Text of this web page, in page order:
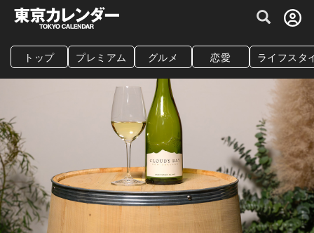
グルメ情報・プレミアムレストラン予約
トップ プレミアム グルメ 恋愛 ライフスタ